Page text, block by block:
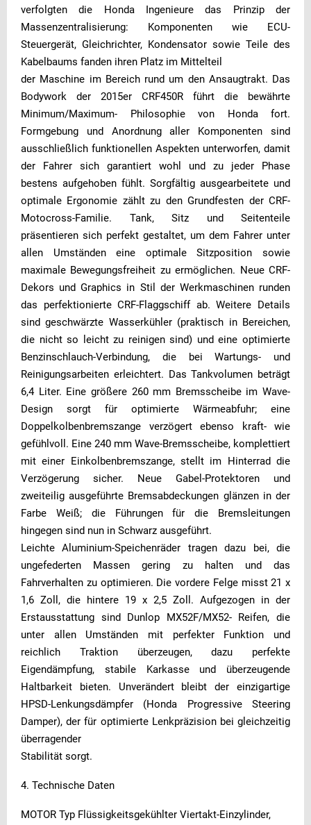
verfolgten die Honda Ingenieure das Prinzip der
Massenzentralisierung: Komponenten wie ECU-
Steuergerät, Gleichrichter, Kondensator sowie Teile des
Kabelbaums fanden ihren Platz im Mittelteil
der Maschine im Bereich rund um den Ansaugtrakt. Das
Bodywork der 2015er CRF450R führt die bewährte
Minimum/Maximum- Philosophie von Honda fort.
Formgebung und Anordnung aller Komponenten sind
ausschließlich funktionellen Aspekten unterworfen, damit
der Fahrer sich garantiert wohl und zu jeder Phase
bestens aufgehoben fühlt. Sorgfältig ausgearbeitete und
optimale Ergonomie zählt zu den Grundfesten der CRF-
Motocross-Familie. Tank, Sitz und Seitenteile
präsentieren sich perfekt gestaltet, um dem Fahrer unter
allen Umständen eine optimale Sitzposition sowie
maximale Bewegungsfreiheit zu ermöglichen. Neue CRF-
Dekors und Graphics in Stil der Werkmaschinen runden
das perfektionierte CRF-Flaggschiff ab. Weitere Details
sind geschwärzte Wasserkühler (praktisch in Bereichen,
die nicht so leicht zu reinigen sind) und eine optimierte
Benzinschlauch-Verbindung, die bei Wartungs- und
Reinigungsarbeiten erleichtert. Das Tankvolumen beträgt
6,4 Liter. Eine größere 260 mm Bremsscheibe im Wave-
Design sorgt für optimierte Wärmeabfuhr; eine
Doppelkolbenbremszange verzögert ebenso kraft- wie
gefühlvoll. Eine 240 mm Wave-Bremsscheibe, komplettiert
mit einer Einkolbenbremszange, stellt im Hinterrad die
Verzögerung sicher. Neue Gabel-Protektoren und
zweiteilig ausgeführte Bremsabdeckungen glänzen in der
Farbe Weiß; die Führungen für die Bremsleitungen
hingegen sind nun in Schwarz ausgeführt.
Leichte Aluminium-Speichenräder tragen dazu bei, die
ungefederten Massen gering zu halten und das
Fahrverhalten zu optimieren. Die vordere Felge misst 21 x
1,6 Zoll, die hintere 19 x 2,5 Zoll. Aufgezogen in der
Erstausstattung sind Dunlop MX52F/MX52- Reifen, die
unter allen Umständen mit perfekter Funktion und
reichlich Traktion überzeugen, dazu perfekte
Eigendämpfung, stabile Karkasse und überzeugende
Haltbarkeit bieten. Unverändert bleibt der einzigartige
HPSD-Lenkungsdämpfer (Honda Progressive Steering
Damper), der für optimierte Lenkpräzision bei gleichzeitig
überragender
Stabilität sorgt.
4. Technische Daten
MOTOR Typ Flüssigkeitsgekühlter Viertakt-Einzylinder,